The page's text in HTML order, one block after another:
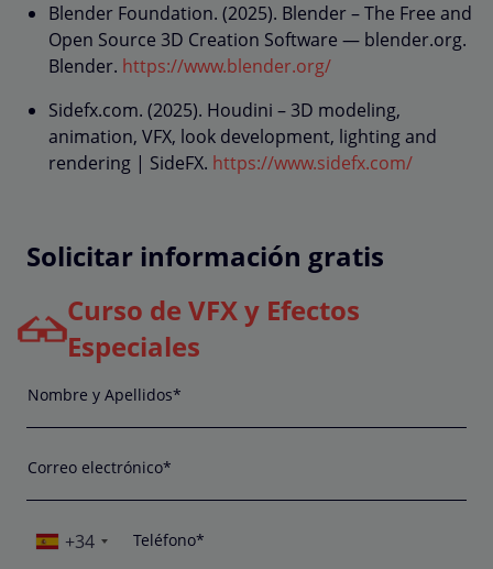
Blender Foundation. (2025). Blender – The Free and
Open Source 3D Creation Software — blender.org.
Blender. https://www.blender.org/
Sidefx.com. (2025). Houdini – 3D modeling,
animation, VFX, look development, lighting and
rendering | SideFX. https://www.sidefx.com/
Solicitar información gratis
Curso de VFX y Efectos
Especiales
Nombre y Apellidos*
Correo electrónico*
+34 Teléfono*